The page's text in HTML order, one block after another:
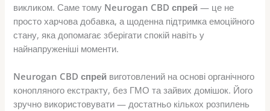
викликом. Саме тому Neurogan CBD спрей — це не
просто харчова добавка, а щоденна підтримка емоційного
стану, яка допомагає зберігати спокій навіть у
найнапруженіші моменти.
Neurogan CBD спрей виготовлений на основі органічного
конопляного екстракту, без ГМО та зайвих домішок. Його
зручно використовувати — достатньо кількох розпилень